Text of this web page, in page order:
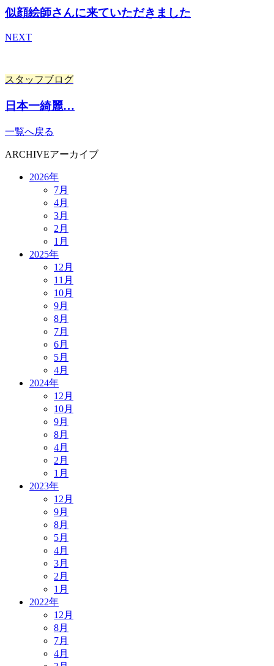
似顔絵師さんに来ていただきました
NEXT
スタッフブログ
日本一綺麗…
一覧へ戻る
ARCHIVEアーカイブ
2026年
7月
4月
3月
2月
1月
2025年
12月
11月
10月
9月
8月
7月
6月
5月
4月
2024年
12月
10月
9月
8月
4月
2月
1月
2023年
12月
9月
8月
5月
4月
3月
2月
1月
2022年
12月
8月
7月
4月